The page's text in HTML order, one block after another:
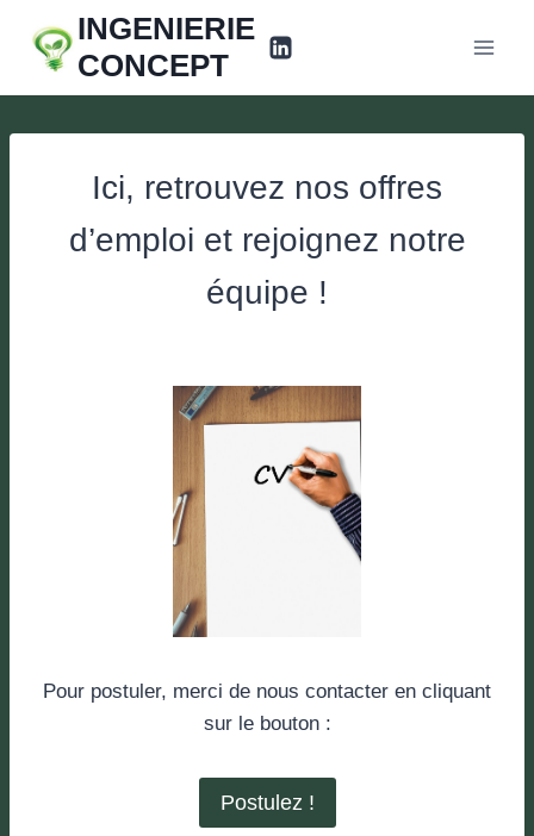
contenu
INGENIERIE
CONCEPT
Ici, retrouvez nos offres
d’emploi et rejoignez notre
équipe !
Pour postuler, merci de nous contacter en cliquant
sur le bouton :
Postulez !